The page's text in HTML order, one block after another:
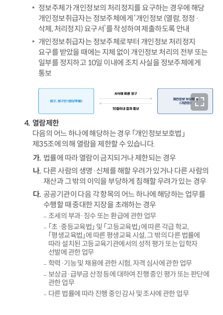
정보주체가 개인정보의 처리정지를 요구하는 경우에 해당
개인정보취급자는 정보주체에게 ‘개인정보 (열람, 정정·
삭제, 처리정지) 요구서’를 작성하여 제출하도록 안내
개인정보취급자는 정보주체로부터 개인정보 처리정지
요구를 받았을 때에는 지체 없이 개인정보 처리의 전부 또는
일부를 정지하고 10일 이내에 조치 사실을 정보주체에게
통보
열람제한
다음의 어느 하나에 해당하는 경우 「개인정보보호법」
제35조에 의해 열람을 제한할 수 있습니다.
법률에 따라 열람이 금지되거나 제한되는 경우
다른 사람의 생명·신체를 해할 우려가 있거나 다른 사람의
재산과 그 밖의 이익을 부당하게 침해할 우려가 있는 경우
공공기관이 다음 각 항목의 어느 하나에 해당하는 업무를
수행할 때 중대한 지장을 초래하는 경우
조세의 부과·징수 또는 환급에 관한 업무
「초·중등교육법」 및 「고등교육법」에 따른 각급 학교,
「평생교육법」에 따른 평생교육 시설, 그 밖의 다른 법률에
따라 설치된 고등교육기관에서의 성적 평가 또는 입학자
선발에 관한 업무
학력·기능 및 채용에 관한 시험, 자격 심사에 관한 업무
보상금·급부금 산정 등에 대하여 진행 중인 평가 또는 판단에
관한 업무
다른 법률에 따라 진행 중인 감사 및 조사에 관한 업무